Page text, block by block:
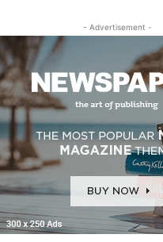
- Advertisement -